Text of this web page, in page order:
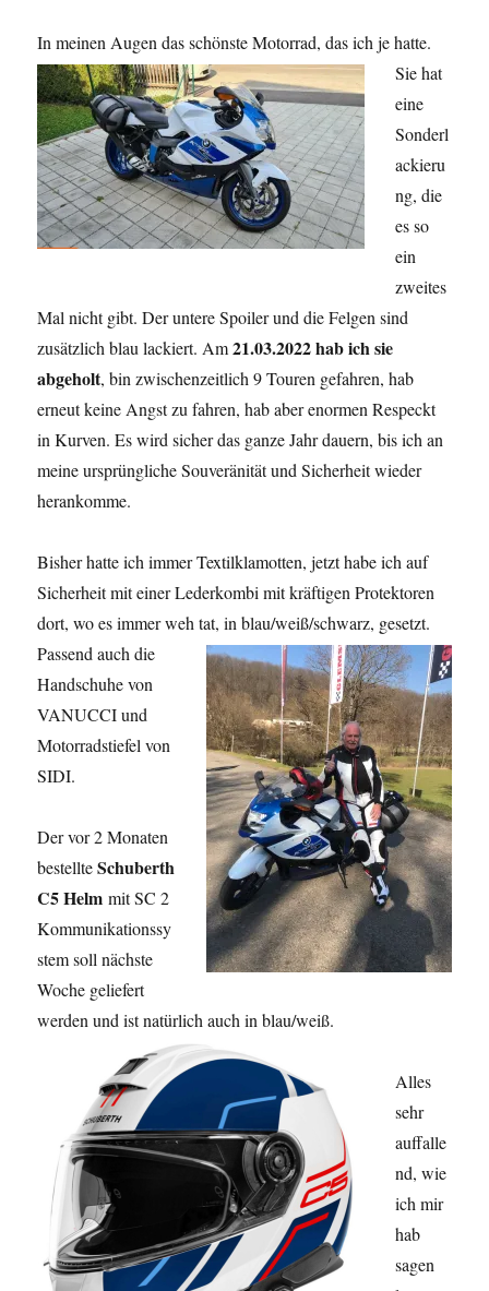
In meinen Augen das schönste Motorrad, das ich je hatte.
Siehat
eine
Sonderl
ackieru
ng, die
es so
ein
zweites
Mal nicht gibt. Der untere Spoiler und die Felgen sind
zusätzlich blau lackiert. Am21.03.2022 hab ich sie
abgeholt, bin zwischenzeitlich 9 Touren gefahren, hab
erneut keine Angst zu fahren, hab aber enormen Respeckt
in Kurven. Es wird sicher das ganze Jahr dauern, bis ich an
meine ursprüngliche Souveränität und Sicherheit wieder
herankomme.
Bisher hatte ich immer Textilklamotten, jetzt habe ich auf
Sicherheit mit einer Lederkombi mit kräftigen Protektoren
dort, wo es immer weh tat, inblau/weiß/schwarz, gesetzt.
Passend auch die
Handschuhe von
VANUCCI und
Motorradstiefel von
SIDI.
Der vor 2 Monaten
bestellteSchuberth
C5 Helm mit SC 2
Kommunikationssy
stem soll nächste
Woche geliefert
werden und ist natürlich auch in blau/weiß.
Alles
sehr
auffalle
nd, wie
ich mir
hab
sagen